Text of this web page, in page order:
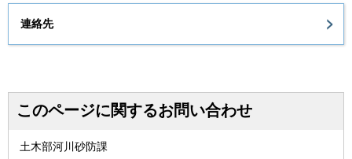
連絡先
このページに関するお問い合わせ
土木部河川砂防課